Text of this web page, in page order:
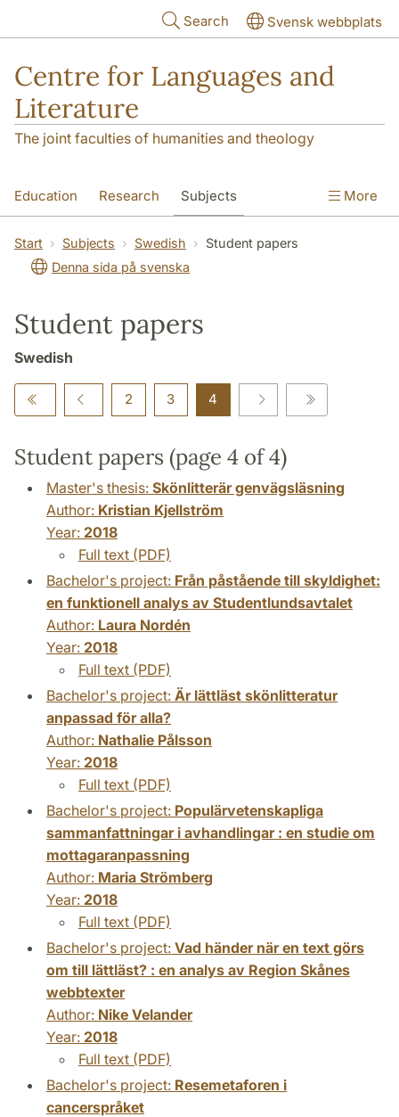
Search Svensk webbplats
Centre for Languages and
Literature
The joint faculties of humanities and theology
Education Research Subjects
SOL building Contact The Department
More
Start Subjects Swedish
Student papers
Denna sida på svenska
Student papers
Swedish
2 3 4
Student papers (page 4 of 4)
Master's thesis: Skönlitterär genvägsläsning
Author: Kristian Kjellström
Year: 2018
Full text (PDF)
Bachelor's project: Från påstående till skyldighet:
en funktionell analys av Studentlundsavtalet
Author: Laura Nordén
Year: 2018
Full text (PDF)
Bachelor's project: Är lättläst skönlitteratur
anpassad för alla?
Author: Nathalie Pålsson
Year: 2018
Full text (PDF)
Bachelor's project: Populärvetenskapliga
sammanfattningar i avhandlingar : en studie om
mottagaranpassning
Author: Maria Strömberg
Year: 2018
Full text (PDF)
Bachelor's project: Vad händer när en text görs
om till lättläst? : en analys av Region Skånes
webbtexter
Author: Nike Velander
Year: 2018
Full text (PDF)
Bachelor's project: Resemetaforen i
cancerspråket